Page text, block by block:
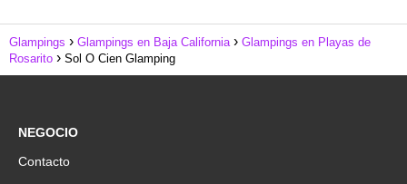
Glampings Glampings en Baja California
Glampings en Playas de
Rosarito
Sol O Cien Glamping
NEGOCIO
Contacto